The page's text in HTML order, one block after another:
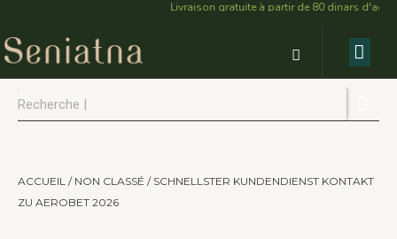
Livraison gratuite à partir de 80 dinars d'achats
ACCUEIL / NON CLASSÉ / SCHNELLSTER KUNDENDIENST KONTAKT
ZU AEROBET 2026